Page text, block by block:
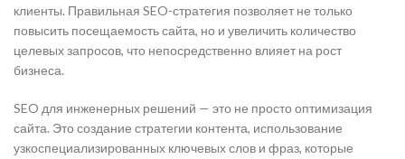
клиенты. Правильная SEO-стратегия позволяет не только
повысить посещаемость сайта, но и увеличить количество
целевых запросов, что непосредственно влияет на рост
бизнеса.
SEO для инженерных решений — это не просто оптимизация
сайта. Это создание стратегии контента, использование
узкоспециализированных ключевых слов и фраз, которые